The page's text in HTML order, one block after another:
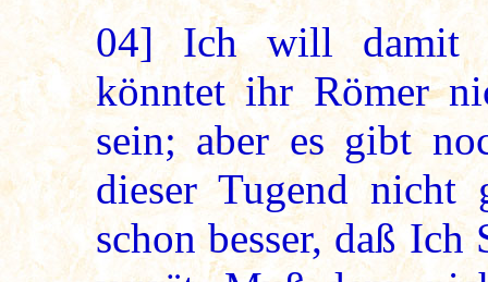
04] Ich will damit
könntet ihr Römer
sein; aber es gibt
dieser Tugend nicht
schon besser, daß